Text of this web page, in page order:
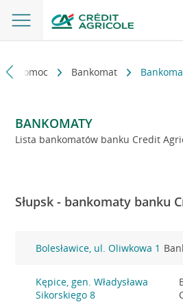
i pomoc Bankomat
BANKOMATY
Lista bankomatów banku Credit
Słupsk - bankomaty banku
Bolesławice, ul. Oliwkowa 1
Kępice, gen. Władysława
Sikorskiego 8